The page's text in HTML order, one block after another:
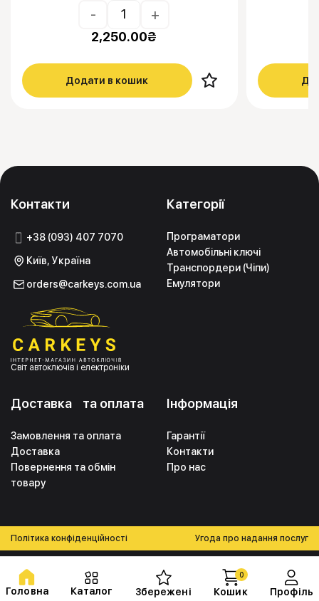
- +
2,250.00₴
Додати в кошик
Контакти
+38 (093) 407 7070
Київ, Україна
orders@carkeys.com.ua
Світ автоключів і електроніки
Категорії
Програматори
Автомобільні ключі
Транспордери (Чіпи)
Емулятори
Інформація
Гарантії
Контакти
Про нас
Доставка та оплата
Замовлення та оплата
Доставка
Повернення та обмін
товару
Політика конфіденційності Угода про надання послуг
Головна Каталог Збережені Кошик
0
Профіль